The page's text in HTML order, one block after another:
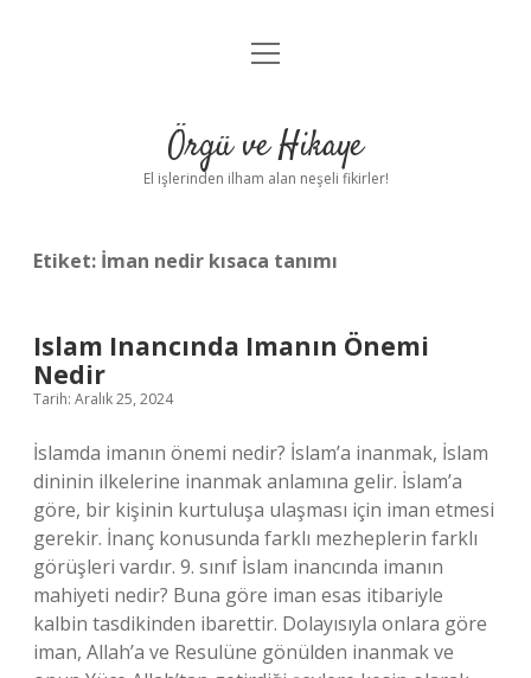
Anasayfa
Yasal Uyarı
menüyü
Örgü ve Hikaye
El işlerinden ilham alan neşeli fikirler!
Etiket: İman nedir kısaca tanımı
Islam Inancında Imanın Önemi
Nedir
Tarih: Aralık 25, 2024
İslamda imanın önemi nedir? İslam’a inanmak, İslam
dininin ilkelerine inanmak anlamına gelir. İslam’a
göre, bir kişinin kurtuluşa ulaşması için iman etmesi
gerekir. İnanç konusunda farklı mezheplerin farklı
görüşleri vardır. 9. sınıf İslam inancında imanın
mahiyeti nedir? Buna göre iman esas itibariyle
kalbin tasdikinden ibarettir. Dolayısıyla onlara göre
iman, Allah’a ve Resulüne gönülden inanmak ve